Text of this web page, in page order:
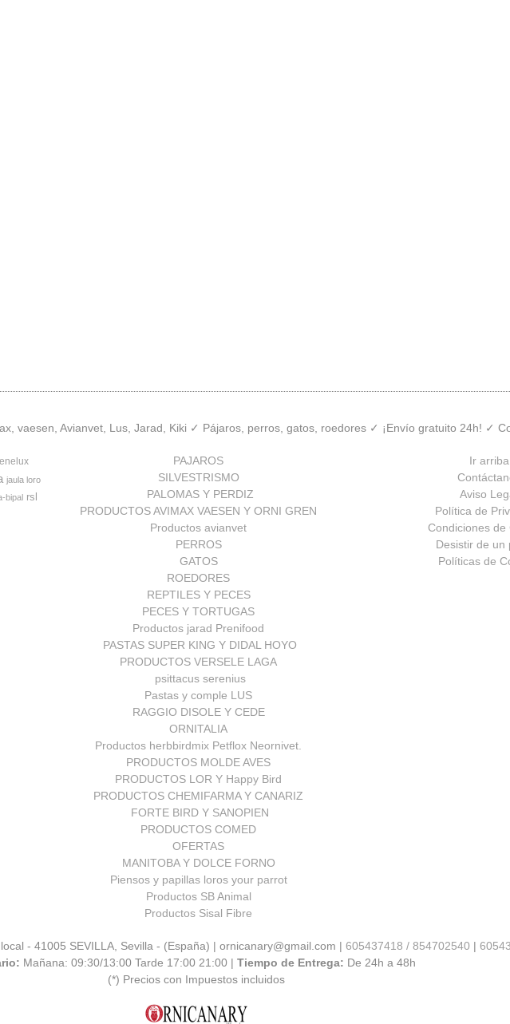
vaesen, Avianvet, Lus, Jarad, Kiki ✓ Pájaros, perros, gatos, roedores ✓ ¡Envío gratuito 24h! ✓
jaula loro
bipal rsl
PAJAROS
SILVESTRISMO
PALOMAS Y PERDIZ
PRODUCTOS AVIMAX VAESEN Y ORNI GREN
Productos avianvet
PERROS
GATOS
ROEDORES
REPTILES Y PECES
PECES Y TORTUGAS
Productos jarad Prenifood
PASTAS SUPER KING Y DIDAL HOYO
PRODUCTOS VERSELE LAGA
psittacus serenius
Pastas y comple LUS
RAGGIO DISOLE Y CEDE
ORNITALIA
Productos herbbirdmix Petflox Neornivet.
PRODUCTOS MOLDE AVES
PRODUCTOS LOR Y Happy Bird
PRODUCTOS CHEMIFARMA Y CANARIZ
FORTE BIRD Y SANOPIEN
PRODUCTOS COMED
OFERTAS
MANITOBA Y DOLCE FORNO
Piensos y papillas loros your parrot
Productos SB Animal
Productos Sisal Fibre
Ir arriba
Aviso
Política de
Condiciones de
Desistir de un
Políticas de
- 41005 SEVILLA, Sevilla - (España) | ornicanary@gmail.com |605437418 / 854702540 |
Mañana: 09:30/13:00 Tarde 17:00 21:00 |Tiempo de Entrega: De 24h a 48h
(*) Precios con Impuestos incluidos